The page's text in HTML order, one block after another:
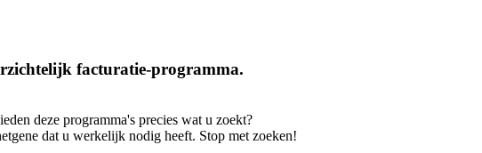
facturatie-programma.
deze programma's precies wat u zoekt?
dat u werkelijk nodig heeft. Stop met zoeken!